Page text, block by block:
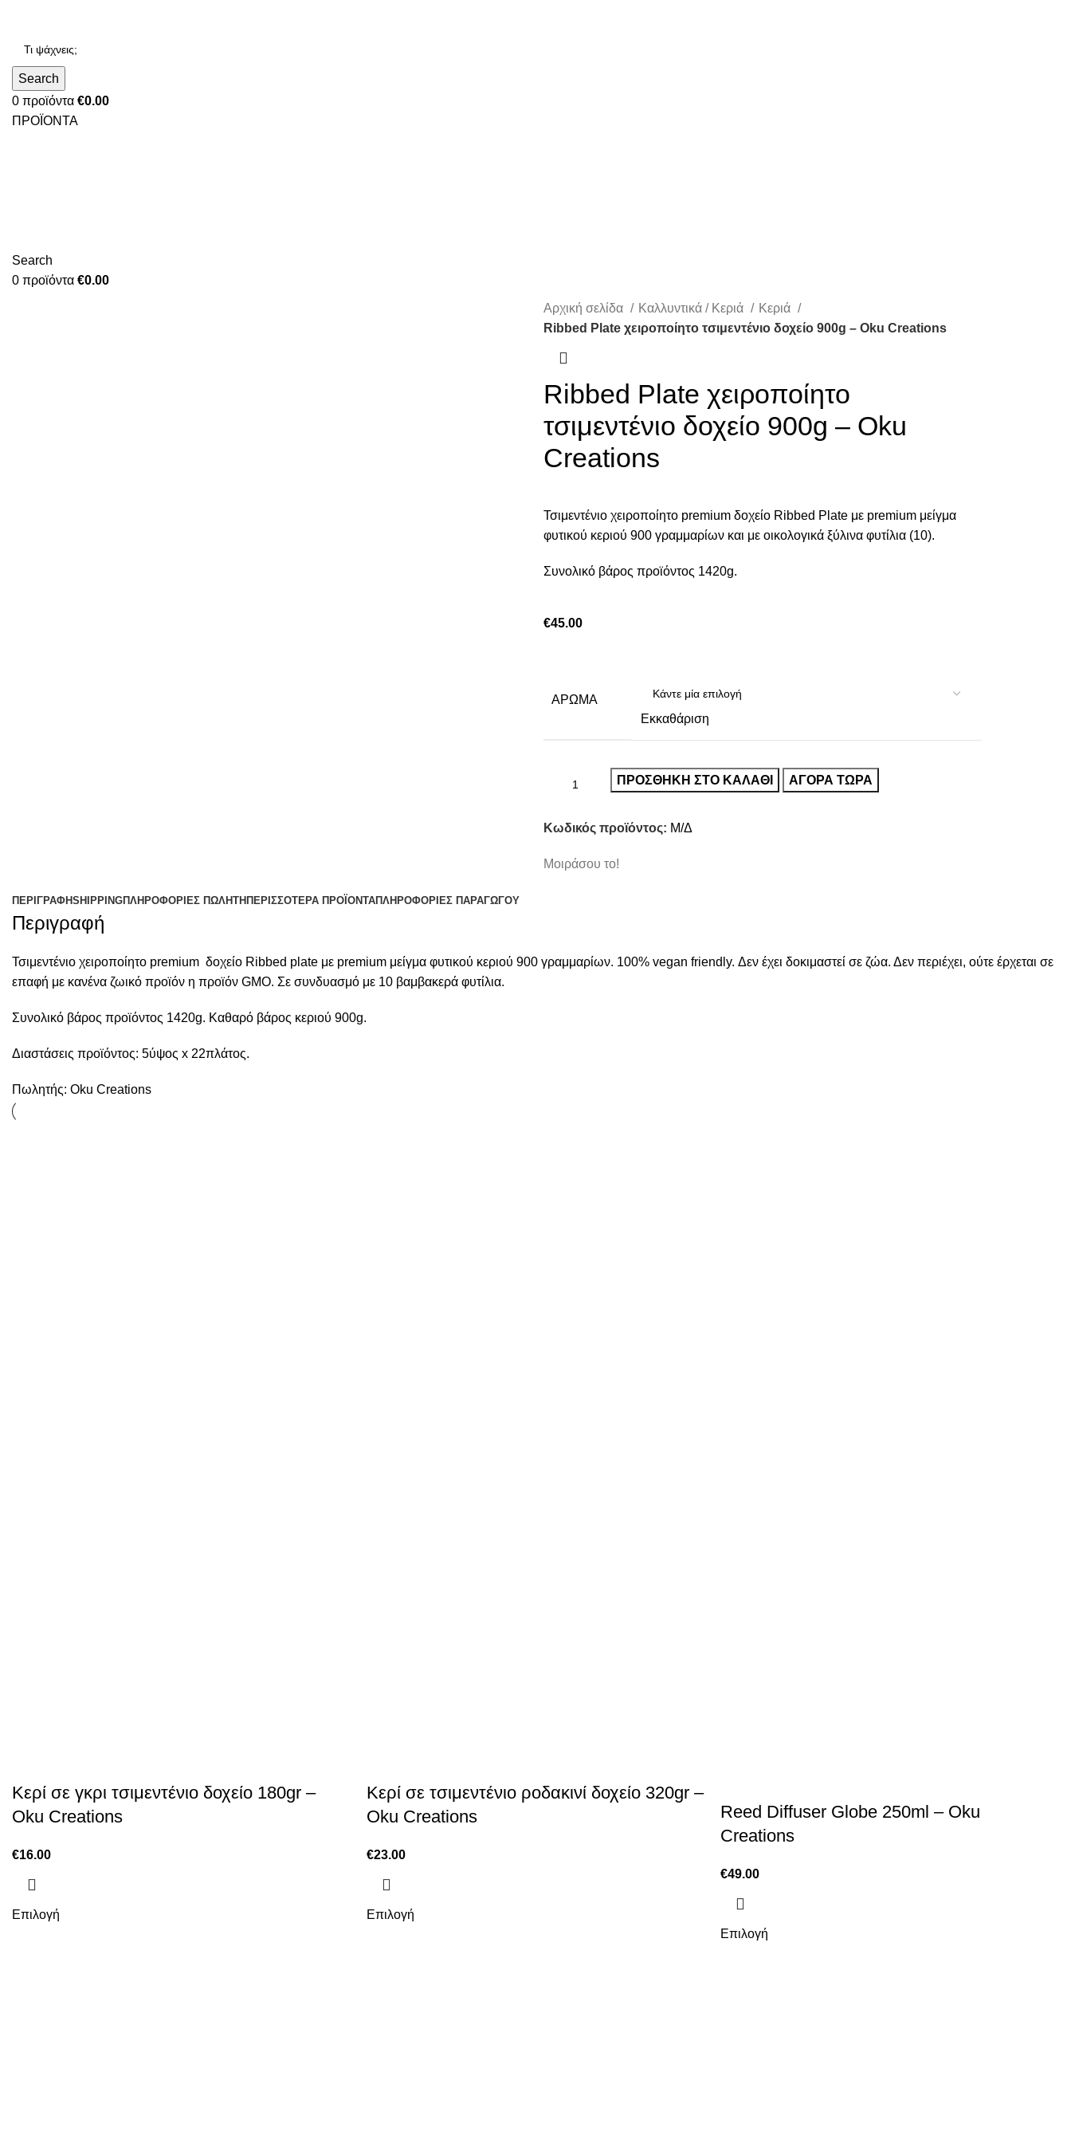
Search
0 προϊόντα €0.00
ΠΡΟΪΟΝΤΑ
Search
0 προϊόντα €0.00
Αρχική σελίδα Καλλυντικά / Κεριά
Κεριά
Ribbed Plate χειροποίητο τσιμεντένιο δοχείο 900g – Oku Creations
Ribbed Plate χειροποίητο
τσιμεντένιο δοχείο 900g – Oku
Creations
Τσιμεντένιο χειροποίητο premium δοχείο Ribbed Plate με premium μείγμα
φυτικού κεριού 900 γραμμαρίων και με οικολογικά ξύλινα φυτίλια (10).
Συνολικό βάρος προϊόντος 1420g.
€45.00
ΆΡΩΜΑ
Εκκαθάριση
ΠΡΟΣΘΉΚΗ ΣΤΟ ΚΑΛΆΘΙ ΑΓΟΡΑ ΤΩΡΑ
Κωδικός προϊόντος: Μ/Δ
Μοιράσου το!
ΠΕΡΙΓΡΑΦΉSHIPPINGΠΛΗΡΟΦΟΡΊΕΣ ΠΩΛΗΤΉ ΠΕΡΙΣΣΌΤΕΡΑ ΠΡΟΪΌΝΤΑΠΛΗΡΟΦΟΡΙΕΣ ΠΑΡΑΓΩΓΟΥ
Περιγραφή
Τσιμεντένιο χειροποίητο premium δοχείο Ribbed plate με premium μείγμα φυτικού κεριού 900 γραμμαρίων. 100% vegan friendly. Δεν έχει δοκιμαστεί σε ζώα. Δεν περιέχει, ούτε έρχεται σε
επαφή με κανένα ζωικό προϊόν η προϊόν GMO. Σε συνδυασμό με 10 βαμβακερά φυτίλια.
Συνολικό βάρος προϊόντος 1420g. Καθαρό βάρος κεριού 900g.
Διαστάσεις προϊόντος: 5ύψος x 22πλάτος.
Πωλητής: Oku Creations
Κερί σε γκρι τσιμεντένιο δοχείο 180gr –
Oku Creations
€16.00
Επιλογή
Κερί σε τσιμεντένιο ροδακινί δοχείο 320gr –
Oku Creations
€23.00
Επιλογή
Reed Diffuser Globe 250ml – Oku
Creations
€49.00
Επιλογή